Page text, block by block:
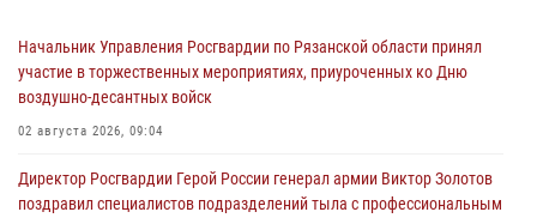
Начальник Управления Росгвардии по Рязанской области принял
участие в торжественных мероприятиях, приуроченных ко Дню
воздушно-десантных войск
02 августа 2026, 09:04
Директор Росгвардии Герой России генерал армии Виктор Золотов
поздравил специалистов подразделений тыла с профессиональным